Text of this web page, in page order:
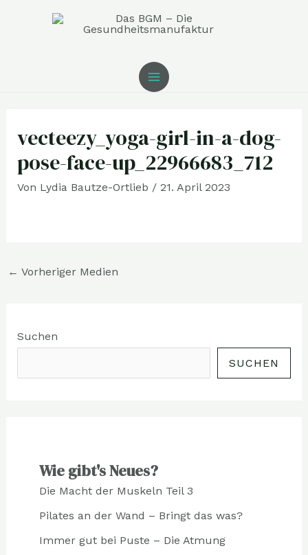
MAIN
vecteezy_yoga-girl-in-a-dog-
pose-face-up_22966683_712
Von Lydia Bautze-Ortlieb / 21. April 2023
← Vorheriger Medien
Suchen
SUCHEN
Wie gibt's Neues?
Die Macht der Muskeln Teil 3
Pilates an der Wand – Bringt das was?
Immer gut bei Puste – Die Atmung